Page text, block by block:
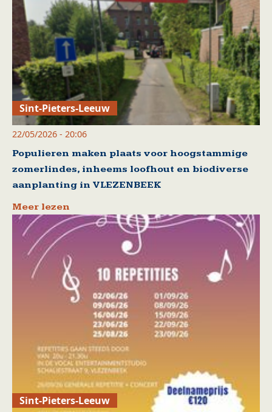
Sint-Pieters-Leeuw
22/05/2026 - 20:06
Populieren maken plaats voor hoogstammige
zomerlindes, inheems loofhout en biodiverse
aanplanting in VLEZENBEEK
Meer lezen
Sint-Pieters-Leeuw